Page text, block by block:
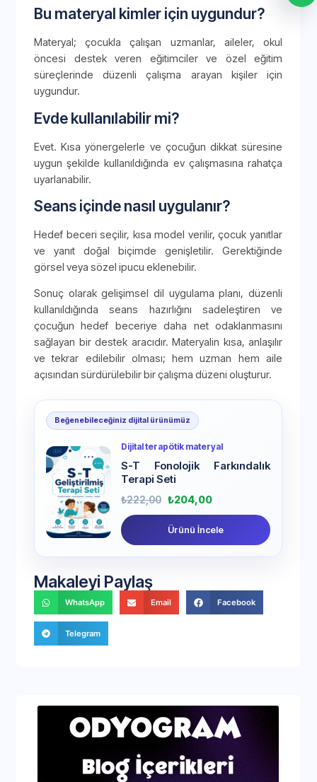
Bu materyal kimler için uygundur?
Materyal; çocukla çalışan uzmanlar, aileler, okul
öncesi destek veren eğitimciler ve özel eğitim
süreçlerinde düzenli çalışma arayan kişiler için
uygundur.
Evde kullanılabilir mi?
Evet. Kısa yönergelerle ve çocuğun dikkat süresine
uygun şekilde kullanıldığında ev çalışmasına rahatça
uyarlanabilir.
Seans içinde nasıl uygulanır?
Hedef beceri seçilir, kısa model verilir, çocuk yanıtlar
ve yanıt doğal biçimde genişletilir. Gerektiğinde
görsel veya sözel ipucu eklenebilir.
Sonuç olarak gelişimsel dil uygulama planı, düzenli
kullanıldığında seans hazırlığını sadeleştiren ve
çocuğun hedef beceriye daha net odaklanmasını
sağlayan bir destek aracıdır. Materyalin kısa, anlaşılır
ve tekrar edilebilir olması; hem uzman hem aile
açısından sürdürülebilir bir çalışma düzeni oluşturur.
Beğenebileceğiniz dijital ürünümüz
Dijital terapötik materyal
S-T Fonolojik Farkındalık
Terapi Seti
₺222,00 ₺204,00
Ürünü İncele
Makaleyi Paylaş
WhatsApp Email Facebook
Telegram